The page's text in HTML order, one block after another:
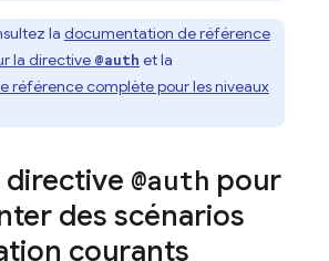
la documentation de référence
la directive @auth et la
référence complète pour les niveaux
directive @auth pour
des scénarios
courants